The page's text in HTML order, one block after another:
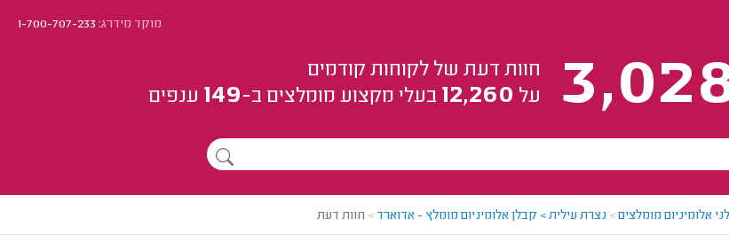
מוקד מידרג:1-700-707-233
חוות דעת של לקוחות קודמים
על 12,260 בעלי מקצוע מומלצים ב-149 ענפים
אלומיניום מומלצים> נצרת עילית > קבלן אלומיניום מומלץ - אדוארד > חוות דעת